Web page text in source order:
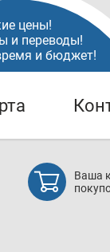
цены!
и переводы!
и бюджет!
Ваша